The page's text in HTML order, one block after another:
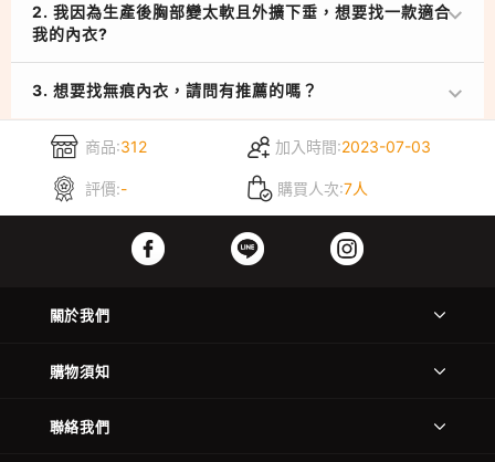
2. 我因為生產後胸部變太軟且外擴下垂，想要找一款適合
我的內衣?
3. 想要找無痕內衣，請問有推薦的嗎？
商品:312 加入時間:2023-07-03
評價:- 購買人次:7人
關於我們
購物須知
聯絡我們